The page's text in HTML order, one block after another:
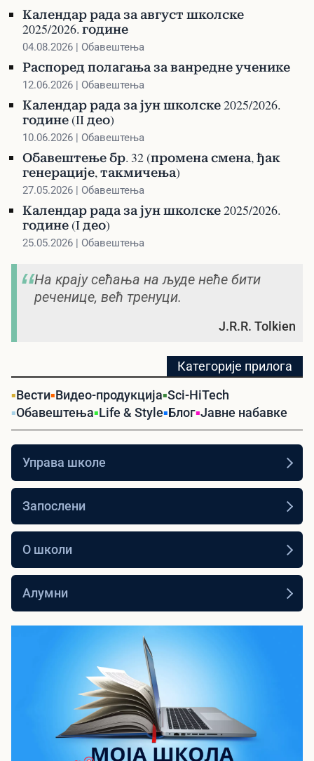
Календар рада за август школске
2025/2026. године
04.08.2026 | Обавештења
Распоред полагања за ванредне ученике
12.06.2026 | Обавештења
Календар рада за јун школске 2025/2026.
године (II део)
10.06.2026 | Обавештења
Обавештење бр. 32 (промена смена, ђак
генерације, такмичења)
27.05.2026 | Обавештења
Календар рада за јун школске 2025/2026.
године (I део)
25.05.2026 | Обавештења
На крају сећања на људе неће бити
реченице, већ тренуци.
J.R.R. Tolkien
Категорије прилога
Вести Видео-продукција Sci-HiTech
Обавештења Life & Style Блог Јавне набавке
Управа школе
Запослени
О школи
Алумни